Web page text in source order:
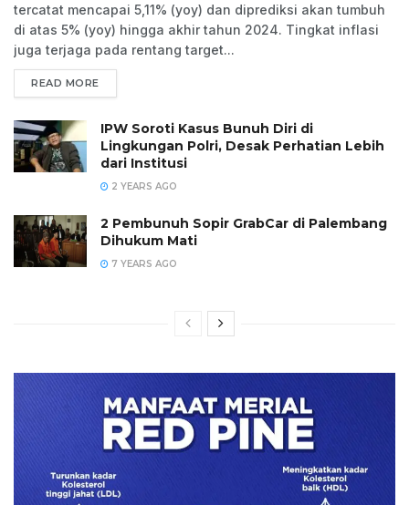
tercatat mencapai 5,11% (yoy) dan diprediksi akan tumbuh
di atas 5% (yoy) hingga akhir tahun 2024. Tingkat inflasi
juga terjaga pada rentang target...
READ MORE
IPW Soroti Kasus Bunuh Diri di
Lingkungan Polri, Desak Perhatian Lebih
dari Institusi
2 YEARS AGO
2 Pembunuh Sopir GrabCar di Palembang
Dihukum Mati
7 YEARS AGO